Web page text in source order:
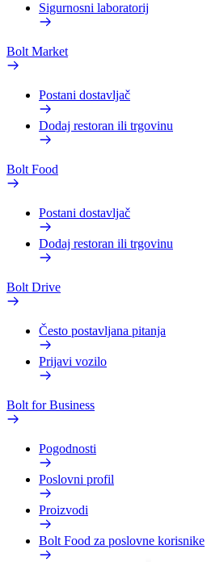
Sigurnosni laboratorij
Bolt Market
Postani dostavljač
Dodaj restoran ili trgovinu
Bolt Food
Postani dostavljač
Dodaj restoran ili trgovinu
Bolt Drive
Često postavljana pitanja
Prijavi vozilo
Bolt for Business
Pogodnosti
Poslovni profil
Proizvodi
Bolt Food za poslovne korisnike